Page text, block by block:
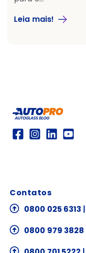
Leia mais!
Contatos
0800 025 6313 |
0800 979 3828